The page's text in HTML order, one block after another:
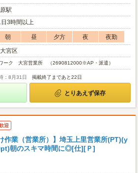
駅
3時間以上
朝 昼 夕方 夜
夜勤
宮区
ーク 大宮営業所 （2690812000※AP・派遣）
：8月31日 掲載終了まであと22日
とりあえず保存
迎
作業（営業所）】埼玉上里営業所(PT)(y
朝のスキマ時間に◎[仕][Ｐ]